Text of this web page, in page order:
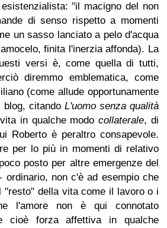
"il macigno del non
di senso rispetto a momenti
un sasso lanciato a pelo d'acqua
finita l'inerzia affonda). La
versi è, come quella di tutti,
diremmo emblematica, come
(come allude opportunamente
blog, citando L'uomo senza qualità
in qualche modocollaterale, di
Roberto è peraltro consapevole.
per lo più in momenti di relativo
posto per altre emergenze del
non c'è ad esempio che
"resto" della vita come il lavoro o i
l'amore non è qui connotato
cioè forza affettiva in qualche